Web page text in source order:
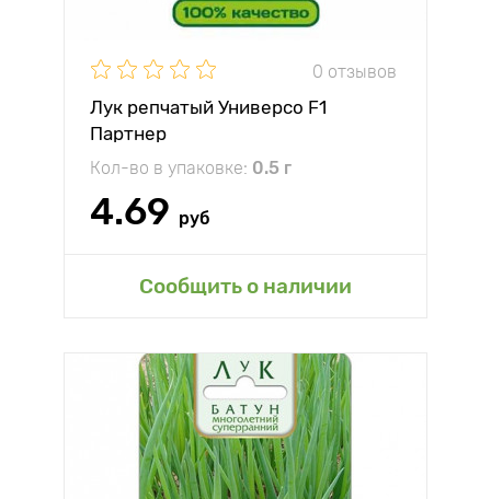
0 отзывов
Лук репчатый Универсо F1
Партнер
Кол-во в упаковке: 0.5 г
4.69 руб
Сообщить о наличии